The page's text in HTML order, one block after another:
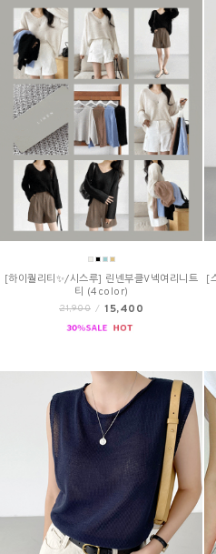
[하이퀄리티✨/시스루] 린넨부클V넥여리니트
티 (4color)
21,900 / 15,400
[